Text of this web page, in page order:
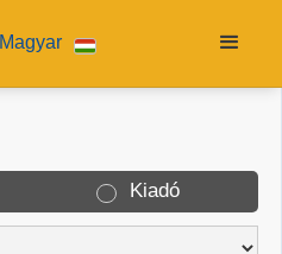
Magyar
Kiadó